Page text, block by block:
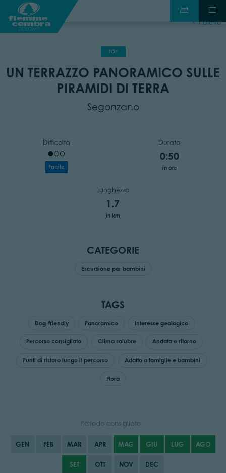
indietro
TOP
UN TERRAZZO PANORAMICO SULLE
PIRAMIDI DI TERRA
Segonzano
Difficoltà
Facile
Durata
0:50
in ore
Lunghezza
1.7
in km
CATEGORIE
Escursione per bambini
TAGS
Dog-friendly Panoramico Interesse geologico
Percorso consigliato Clima salubre Andata e ritorno
Punti di ristoro lungo il percorso Adatto a famiglie e bambini
Flora
Periodo consigliato
GEN FEB MAR APR MAG GIU LUG AGO
SET OTT NOV DEC